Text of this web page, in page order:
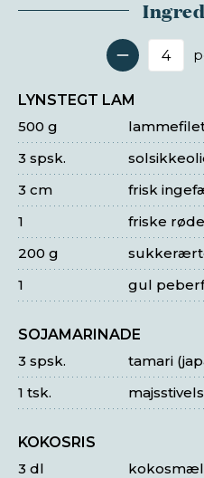
LYNSTEGT LAM
500 g
3 spsk.
frisk
3 cm
friske
1
200 g
gul
1
SOJAMARINADE
tamari
3 spsk.
1 tsk.
KOKOSRIS
3 dl